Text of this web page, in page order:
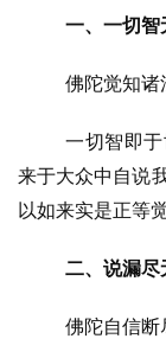
一、一切智
佛陀觉知诸
一切智即
来于大众中自说
以如来实是正等
二、说漏尽
佛陀自信断